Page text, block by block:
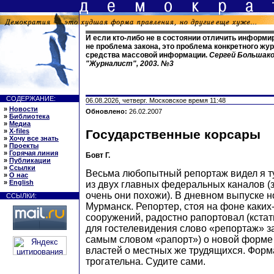
И если кто-либо не в состоянии отличить
не проблема закона, это проблема конкретного
средства массовой информации. Сергей
"Журналист", 2003. №3
СОДЕРЖАНИЕ:
» Новости
» Библиотека
» Медиа
» X-files
» Хочу все знать
» Проекты
» Горячая линия
» Публикации
» Ссылки
» О нас
» English
ССЫЛКИ:
06.08.2026, четверг. Московское время 11:48
Обновлено: 26.02.2007
Государственные корсары
Бовт Г.
Весьма любопытный репортаж видел я
из двух главных федеральных каналов
очень они похожи). В дневном выпуске
Мурманск. Репортер, стоя на фоне
сооружений, радостно рапортовал
для гостелевидения слово «репортаж»
самым словом «рапорт») о новой
властей о местных же трудящихся.
трогательна. Судите сами.